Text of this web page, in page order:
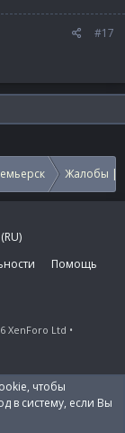
#17
Жалобы |
Помощь
XenForo Ltd